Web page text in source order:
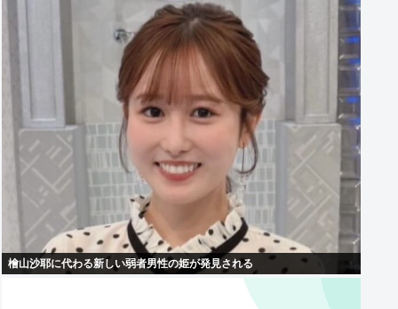
檜山沙耶に代わる新しい弱者男性の姫が発見される